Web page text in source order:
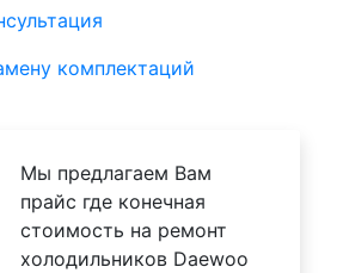
комплектаций
Мы предлагаем Вам
прайс где конечная
стоимость на ремонт
холодильников Daewoo